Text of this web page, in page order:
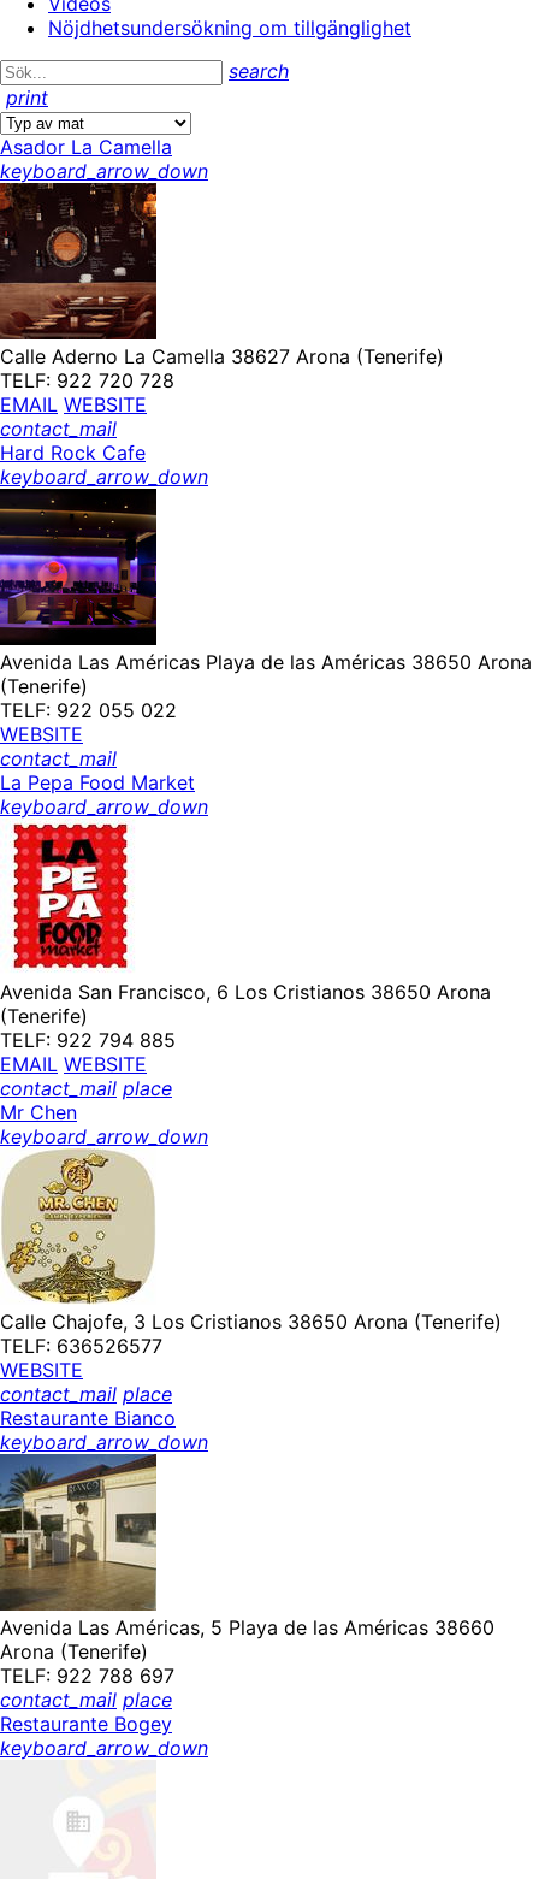
Nöjdhetsundersökning om tillgänglighet
search
print
Asador La Camella
keyboard_arrow_down
Calle Aderno La Camella 38627 Arona (Tenerife)
TELF: 922 720 728
EMAIL WEBSITE
contact_mail
Hard Rock Cafe
keyboard_arrow_down
Avenida Las Américas Playa de las Américas 38650 Arona
(Tenerife)
TELF: 922 055 022
WEBSITE
contact_mail
La Pepa Food Market
keyboard_arrow_down
Avenida San Francisco, 6 Los Cristianos 38650 Arona
(Tenerife)
TELF: 922 794 885
EMAIL WEBSITE
contact_mail place
Mr Chen
keyboard_arrow_down
Calle Chajofe, 3 Los Cristianos 38650 Arona (Tenerife)
TELF: 636526577
WEBSITE
contact_mail place
Restaurante Bianco
keyboard_arrow_down
Avenida Las Américas, 5 Playa de las Américas 38660
Arona (Tenerife)
TELF: 922 788 697
contact_mail place
Restaurante Bogey
keyboard_arrow_down